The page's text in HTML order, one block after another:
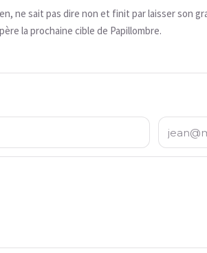
ne sait pas dire non et finit par laisser son
la prochaine cible de Papillombre.
Email: *